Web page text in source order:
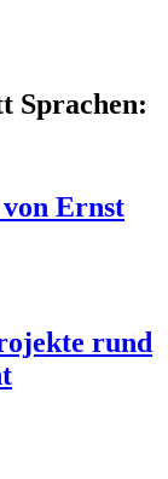
Sprachen:
Ernst
rund